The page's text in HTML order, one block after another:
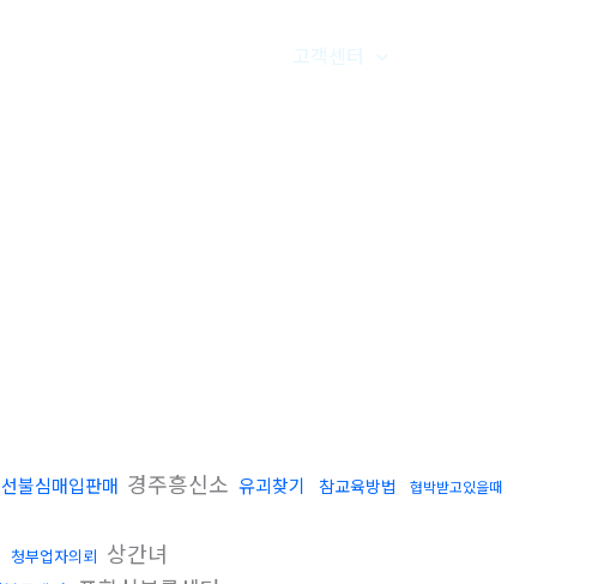
고객센터
선불심매입판매 경주흥신소 유괴찾기 참교육방법
협박받고있을때
청부업자의뢰 상간녀